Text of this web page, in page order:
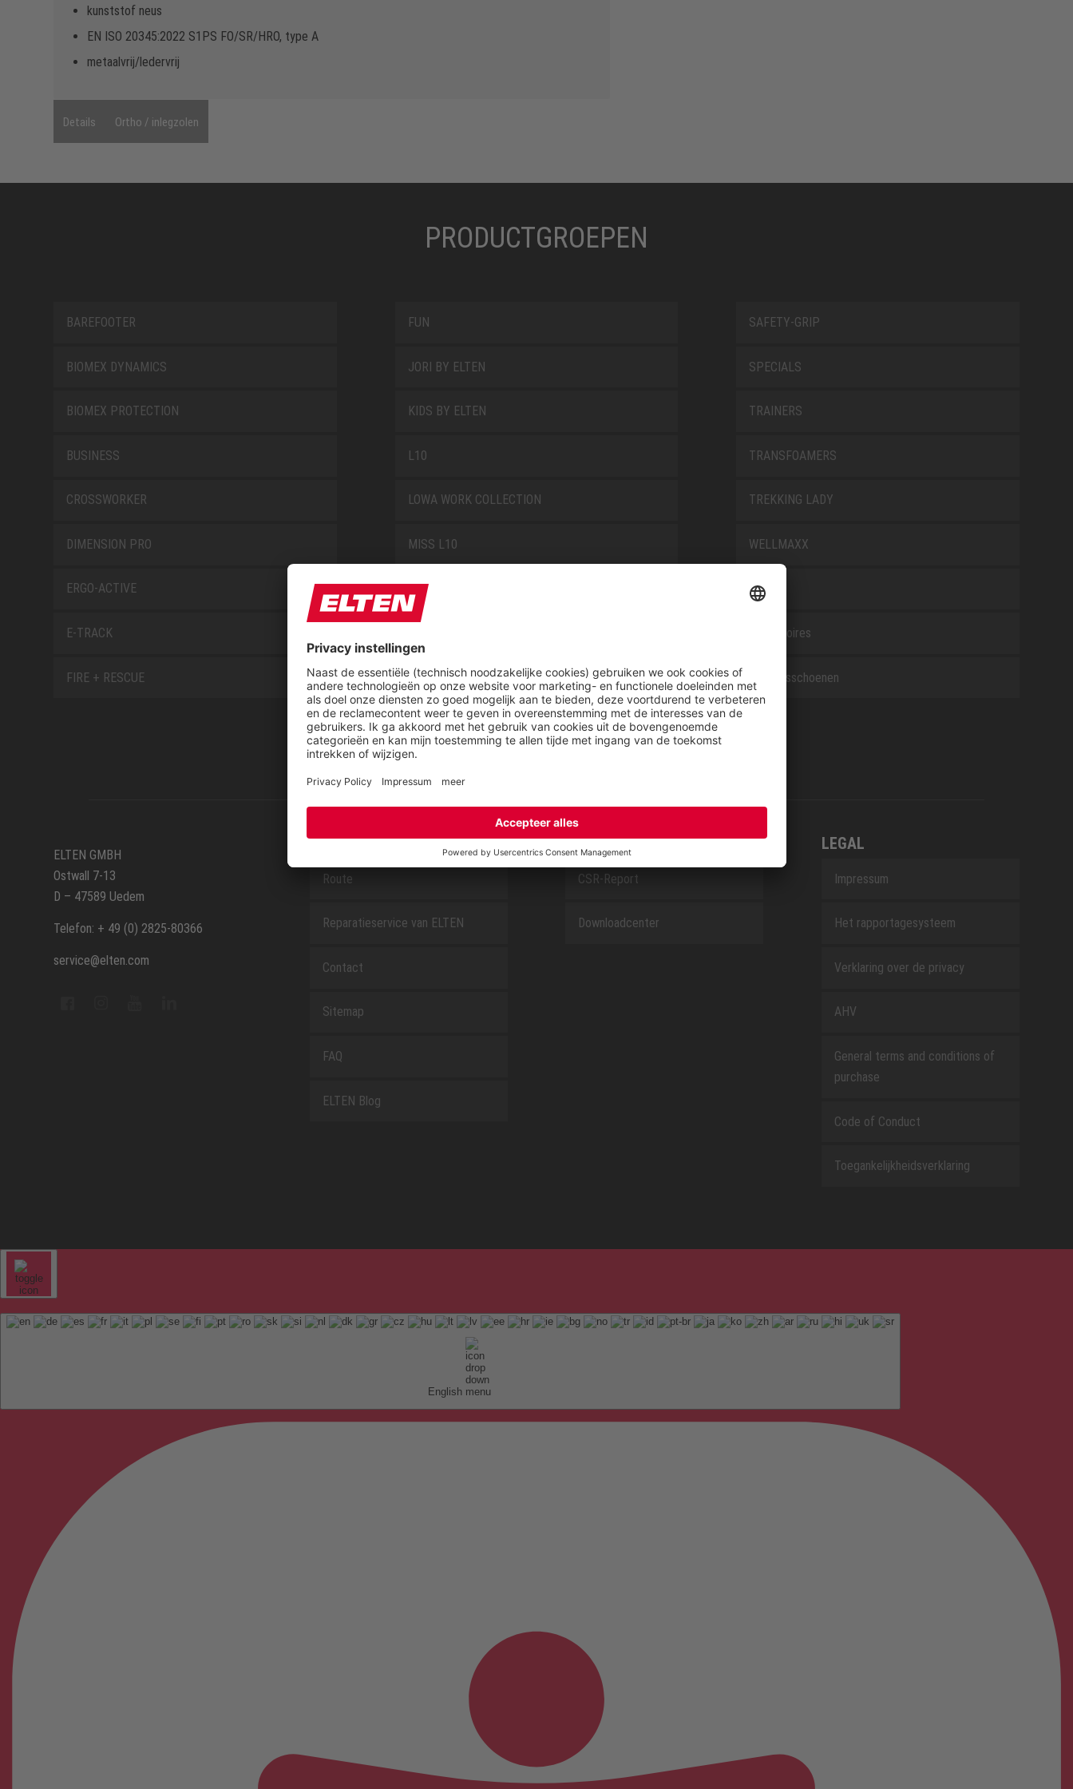
kunststof neus
EN ISO 20345:2022 S1PS FO/SR/HRO, type A
metaalvrij/ledervrij
Details Ortho / inlegzolen
PRODUCTGROEPEN
BAREFOOTER
BIOMEX DYNAMICS
BIOMEX PROTECTION
BUSINESS
CROSSWORKER
DIMENSION PRO
ERGO-ACTIVE
E-TRACK
FIRE + RESCUE
FUN
JORI BY ELTEN
KIDS BY ELTEN
L10
LOWA WORK COLLECTION
MISS L10
NEW CLASSICS
RETRO
SAFEGUARD
SAFETY-GRIP
SPECIALS
TRAINERS
TRANSFOAMERS
TREKKING LADY
WELLMAXX
WHITE
Accessoires
Beroepsschoenen
ELTEN GMBH
Ostwall 7-13
D – 47589 Uedem
Telefon: + 49 (0) 2825-80366
service@elten.com
SERVICE
Route
Reparatieservice van ELTEN
Contact
Sitemap
FAQ
ELTEN Blog
OVER ELTEN
CSR-Report
Downloadcenter
LEGAL
Impressum
Het rapportagesysteem
Verklaring over de privacy
AHV
General terms and conditions of
purchase
Code of Conduct
Toegankelijkheidsverklaring
English